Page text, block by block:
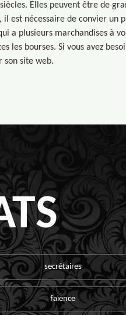
Elles peuvent être de
est nécessaire de convier un
plusieurs marchandises à
les bourses. Si vous avez
son site web.
secrétaires
faïence